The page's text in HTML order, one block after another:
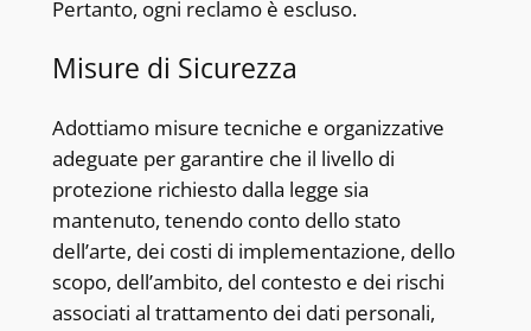
Pertanto, ogni reclamo è escluso.
Misure di Sicurezza
Adottiamo misure tecniche e organizzative
adeguate per garantire che il livello di
protezione richiesto dalla legge sia
mantenuto, tenendo conto dello stato
dell’arte, dei costi di implementazione, dello
scopo, dell’ambito, del contesto e dei rischi
associati al trattamento dei dati personali,